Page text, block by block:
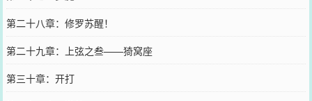
第二十八章：修罗苏醒！
第二十九章：上弦之叁——猗窝座
第三十章：开打